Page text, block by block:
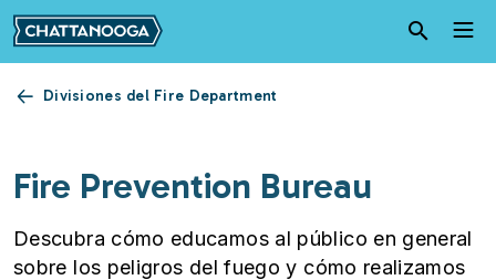
Pasar al contenido principal
Divisiones del Fire Department
Fire Prevention Bureau
Descubra cómo educamos al público en general
sobre los peligros del fuego y cómo realizamos